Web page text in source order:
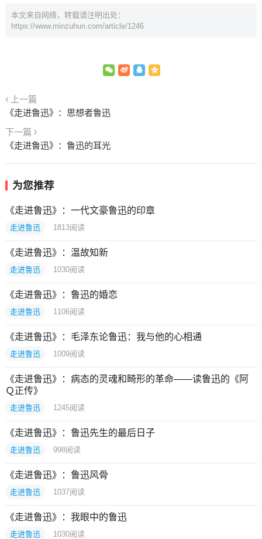
本文来自网络，转载请注明出处：
https://www.minzuhun.com/article/1246
上一篇
《走进鲁迅》：思想者鲁迅
下一篇
《走进鲁迅》：鲁迅的耳光
为您推荐
《走进鲁迅》：一代文豪鲁迅的印章
走进鲁迅 1813阅读
《走进鲁迅》：温故知新
走进鲁迅 1030阅读
《走进鲁迅》：鲁迅的婚恋
走进鲁迅 1106阅读
《走进鲁迅》：毛泽东论鲁迅：我与他的心相通
走进鲁迅 1009阅读
《走进鲁迅》：病态的灵魂和畸形的革命——读鲁迅的《阿
Ｑ正传》
走进鲁迅 1245阅读
《走进鲁迅》：鲁迅先生的最后日子
走进鲁迅 998阅读
《走进鲁迅》：鲁迅风骨
走进鲁迅 1037阅读
《走进鲁迅》：我眼中的鲁迅
走进鲁迅 1030阅读